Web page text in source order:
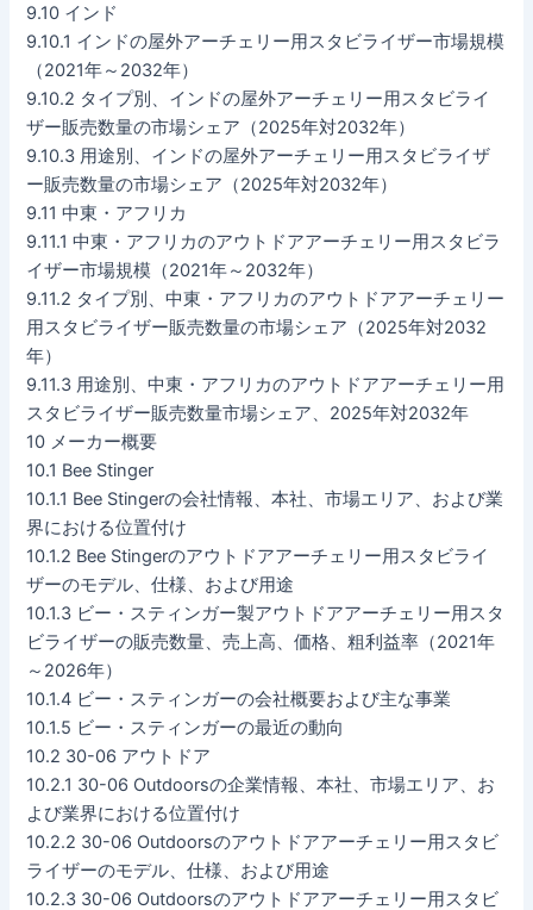
9.10 インド
9.10.1 インドの屋外アーチェリー用スタビライザー市場規模
（2021年～2032年）
9.10.2 タイプ別、インドの屋外アーチェリー用スタビライ
ザー販売数量の市場シェア（2025年対2032年）
9.10.3 用途別、インドの屋外アーチェリー用スタビライザ
ー販売数量の市場シェア（2025年対2032年）
9.11 中東・アフリカ
9.11.1 中東・アフリカのアウトドアアーチェリー用スタビラ
イザー市場規模（2021年～2032年）
9.11.2 タイプ別、中東・アフリカのアウトドアアーチェリー
用スタビライザー販売数量の市場シェア（2025年対2032
年）
9.11.3 用途別、中東・アフリカのアウトドアアーチェリー用
スタビライザー販売数量市場シェア、2025年対2032年
10 メーカー概要
10.1 Bee Stinger
10.1.1 Bee Stingerの会社情報、本社、市場エリア、および業
界における位置付け
10.1.2 Bee Stingerのアウトドアアーチェリー用スタビライ
ザーのモデル、仕様、および用途
10.1.3 ビー・スティンガー製アウトドアアーチェリー用スタ
ビライザーの販売数量、売上高、価格、粗利益率（2021年
～2026年）
10.1.4 ビー・スティンガーの会社概要および主な事業
10.1.5 ビー・スティンガーの最近の動向
10.2 30-06 アウトドア
10.2.1 30-06 Outdoorsの企業情報、本社、市場エリア、お
よび業界における位置付け
10.2.2 30-06 Outdoorsのアウトドアアーチェリー用スタビ
ライザーのモデル、仕様、および用途
10.2.3 30-06 Outdoorsのアウトドアアーチェリー用スタビ